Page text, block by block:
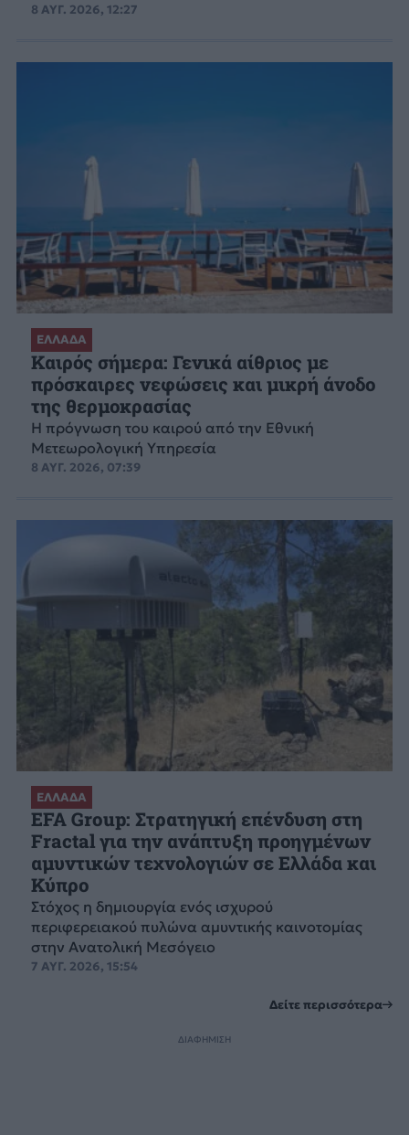
8 ΑΥΓ. 2026, 12:27
ΕΛΛΑΔΑ
Καιρός σήμερα: Γενικά αίθριος με
πρόσκαιρες νεφώσεις και μικρή άνοδο
της θερμοκρασίας
Η πρόγνωση του καιρού από την Εθνική
Μετεωρολογική Υπηρεσία
8 ΑΥΓ. 2026, 07:39
ΕΛΛΑΔΑ
EFA Group: Στρατηγική επένδυση στη
Fractal για την ανάπτυξη προηγμένων
αμυντικών τεχνολογιών σε Ελλάδα και
Κύπρο
Στόχος η δημιουργία ενός ισχυρού
περιφερειακού πυλώνα αμυντικής καινοτομίας
στην Ανατολική Μεσόγειο
7 ΑΥΓ. 2026, 15:54
Δείτε περισσότερα
ΔΙΑΦΗΜΙΣΗ